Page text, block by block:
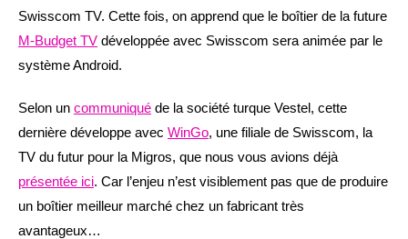
Swisscom TV. Cette fois, on apprend que le boîtier de la future
M-Budget TV développée avec Swisscom sera animée par le
système Android.
Selon un communiqué de la société turque Vestel, cette
dernière développe avec WinGo, une filiale de Swisscom, la
TV du futur pour la Migros, que nous vous avions déjà
présentée ici. Car l’enjeu n’est visiblement pas que de produire
un boîtier meilleur marché chez un fabricant très
avantageux…